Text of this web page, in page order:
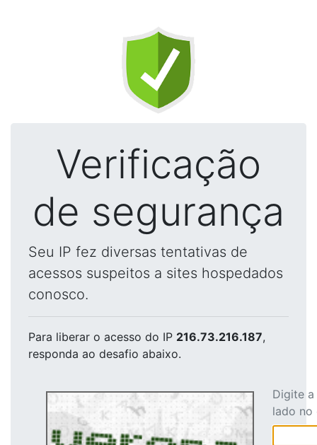
Verificação
de segurança
Seu IP fez diversas tentativas de
acessos suspeitos a sites hospedados
conosco.
Para liberar o acesso do IP 216.73.216.187,
responda ao desafio abaixo.
Digite
lado no